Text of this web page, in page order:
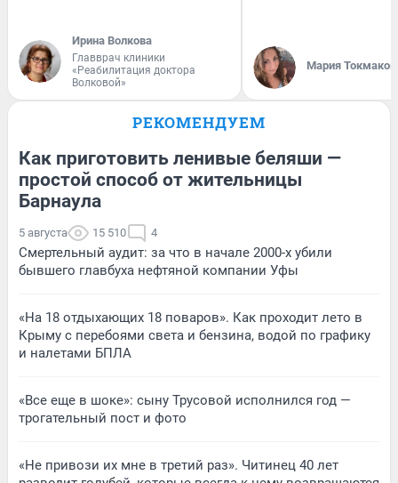
Ирина Волкова
Главврач клиники
«Реабилитация доктора
Волковой»
Мария
РЕКОМЕНДУЕМ
Как приготовить ленивые беляши —
простой способ от жительницы
Барнаула
5 августа 15 510 4
Смертельный аудит: за что в начале 2000-х убили
бывшего главбуха нефтяной компании Уфы
«На 18 отдыхающих 18 поваров». Как проходит лето в
Крыму с перебоями света и бензина, водой по графику
и налетами БПЛА
«Все еще в шоке»: сыну Трусовой исполнился год —
трогательный пост и фото
«Не привози их мне в третий раз». Читинец 40 лет